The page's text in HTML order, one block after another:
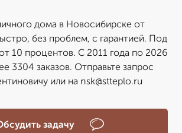
дома в Новосибирске от
без проблем, с гарантией. Под
10 процентов. С 2011 года по 2026
3304 заказов. Отправьте запрос
или на nsk@stteplo.ru
задачу